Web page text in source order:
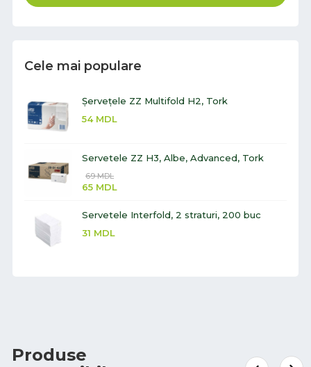
Cele mai populare
Șervețele ZZ Multifold H2, Tork
54 MDL
Servetele ZZ H3, Albe, Advanced, Tork
69MDL
65 MDL
Servetele Interfold, 2 straturi, 200 buc
31 MDL
Produse